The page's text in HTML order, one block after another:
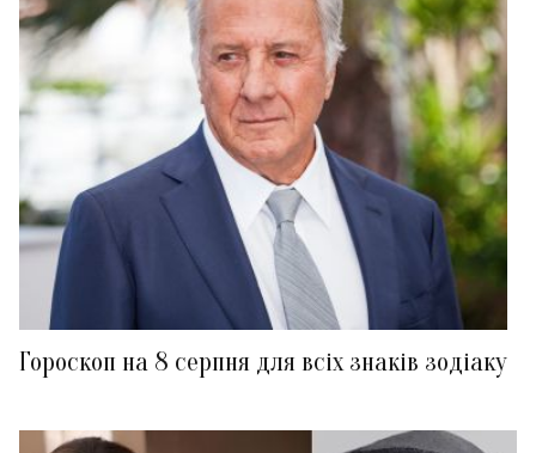
Гороскоп на 8 серпня для всіх знаків зодіаку